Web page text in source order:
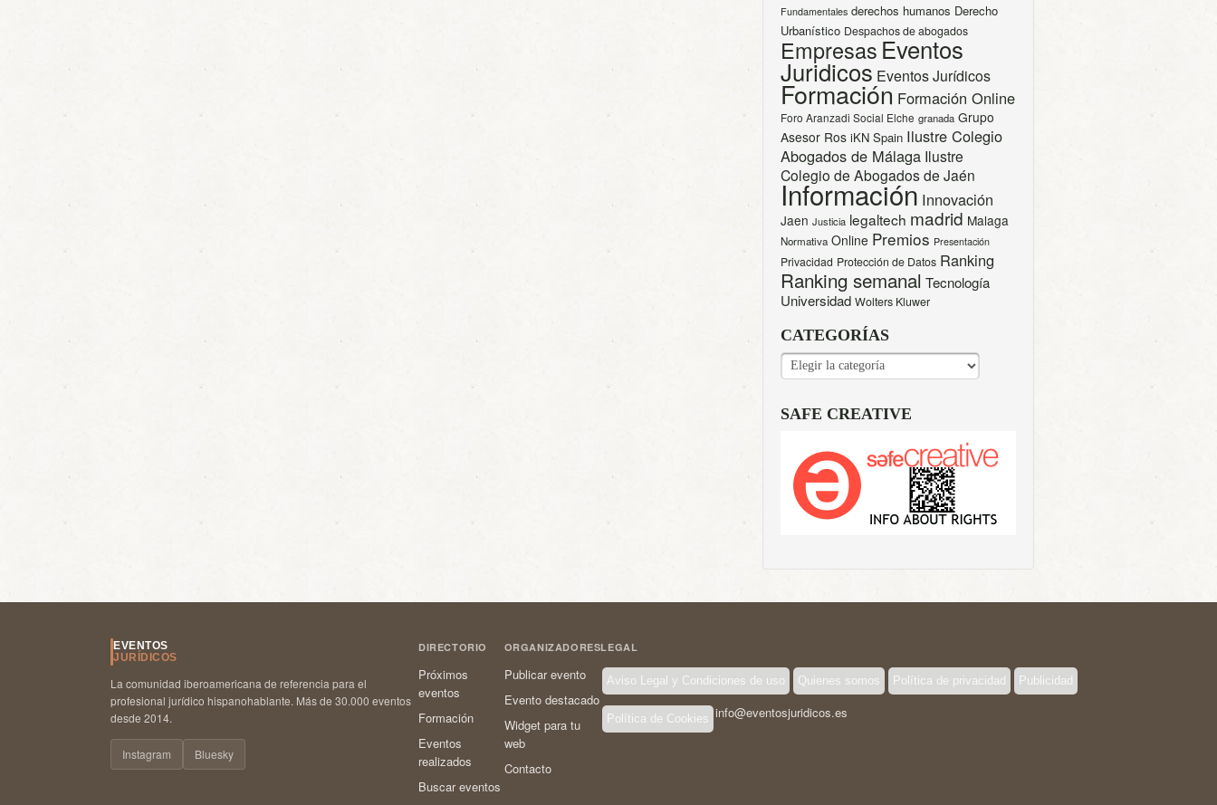
Fundamentales derechos humanos Derecho
Urbanístico Despachos de abogados
Empresas Eventos
Juridicos Eventos Jurídicos
Formación Formación Online
Foro Aranzadi Social Elche granada Grupo
Asesor Ros iKN Spain Ilustre Colegio
Abogados de Málaga Ilustre
Colegio de Abogados de Jaén
Información Innovación
Jaen Justicia legaltech madrid Malaga
Normativa Online Premios Presentación
Privacidad Protección de Datos Ranking
Ranking semanal Tecnología
Universidad Wolters Kluwer
CATEGORÍAS
CATEGORÍAS
SAFE CREATIVE
EVENTOS
JURÍDICOS
La comunidad iberoamericana de referencia para el
profesional jurídico hispanohablante. Más de 30.000 eventos
desde 2014.
Instagram Bluesky
DIRECTORIO
Próximos
eventos
Formación
Eventos
realizados
Buscar eventos
ORGANIZADORES
Publicar evento
Evento destacado
Widget para tu
web
Contacto
LEGAL
Aviso Legal y Condiciones de uso Quienes somos Política de privacidad Publicidad
Política de Cookies info@eventosjuridicos.es